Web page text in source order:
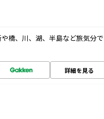
橋、川、湖、半島など旅気分で
詳細を見る